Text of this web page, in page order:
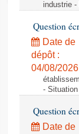
Baromètre
Dossiers
Budget et
Questions
Comptes
industrie
Question
Date de
dépôt :
04/08/2026
-
Question
Date de